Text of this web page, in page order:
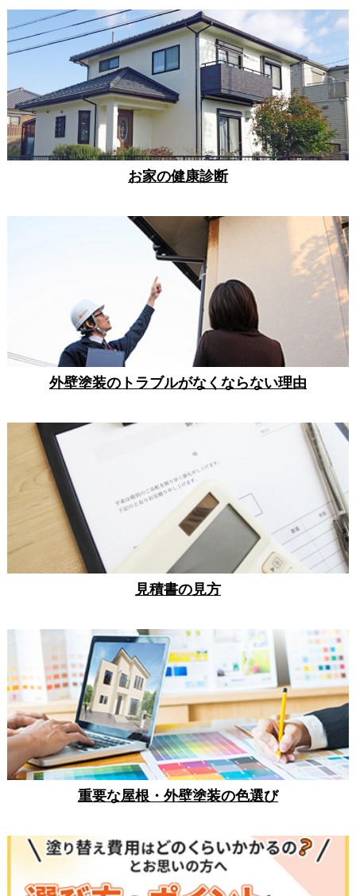
お家の健康診断
外壁塗装のトラブルがなくならない理由
見積書の見方
重要な屋根・外壁塗装の色選び